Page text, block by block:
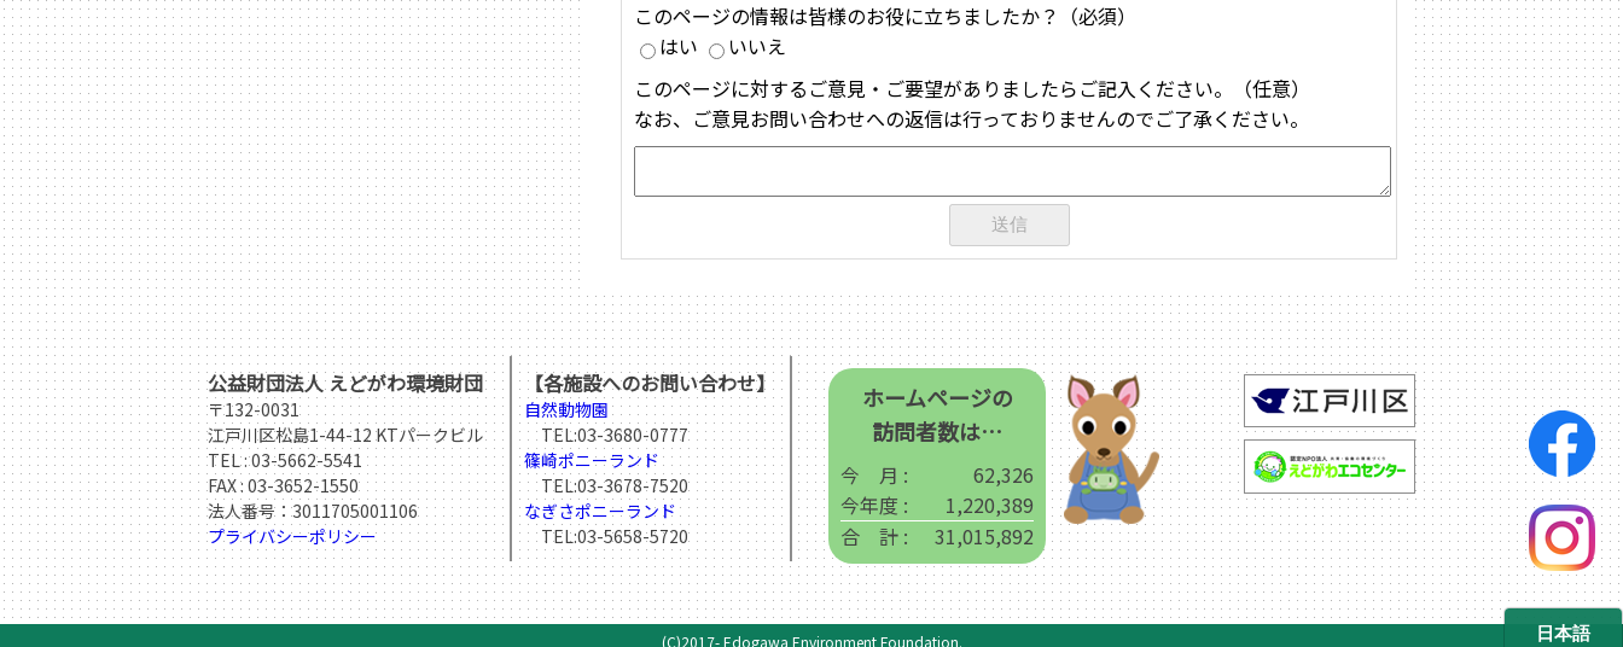
このページの情報は皆様のお役に立ちましたか？（必須）
はい
いいえ
このページに対するご意見・ご要望がありましたらご記入ください。（任意）
なお、ご意見お問い合わせへの返信は行っておりませんのでご了承ください。
公益財団法人 えどがわ環境財団
〒132-0031
江戸川区松島1-44-12 KTパークビル
TEL :03-5662-5541
FAX : 03-3652-1550
法人番号：3011705001106
プライバシーポリシー
【各施設へのお問い合わせ】
自然動物園
TEL:03-3680-0777
篠崎ポニーランド
TEL:03-3678-7520
なぎさポニーランド
TEL:03-5658-5720
ホームページの
訪問者数は…
今 月 :
62,326
今年度 :
1,220,389
合 計 :
31,015,892
(C)2017- Edogawa Environment Foundation.